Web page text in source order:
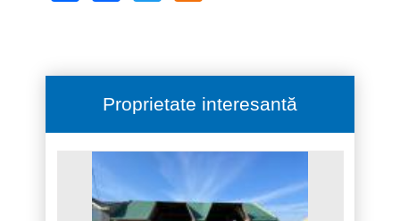
Proprietate interesantă